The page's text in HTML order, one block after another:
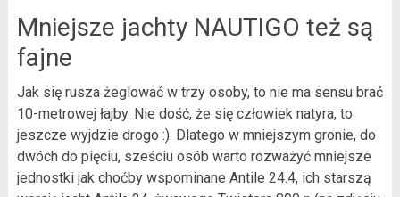
Mniejsze jachty NAUTIGO też są
fajne
Jak się rusza żeglować w trzy osoby, to nie ma sensu brać
10-metrowej łajby. Nie dość, że się człowiek natyra, to
jeszcze wyjdzie drogo :). Dlatego w mniejszym gronie, do
dwóch do pięciu, sześciu osób warto rozważyć mniejsze
jednostki jak choćby wspominane Antile 24.4, ich starszą